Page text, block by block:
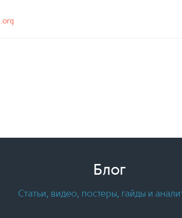
Блог
Статьи, видео, постеры, гайды и